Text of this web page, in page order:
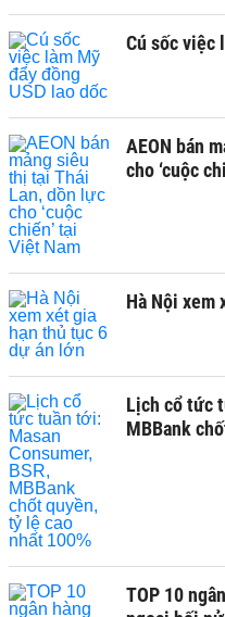
Cú sốc việc
AEON bán
cho ‘cuộc
Hà Nội xem
Lịch cổ tức
MBBank
TOP 10